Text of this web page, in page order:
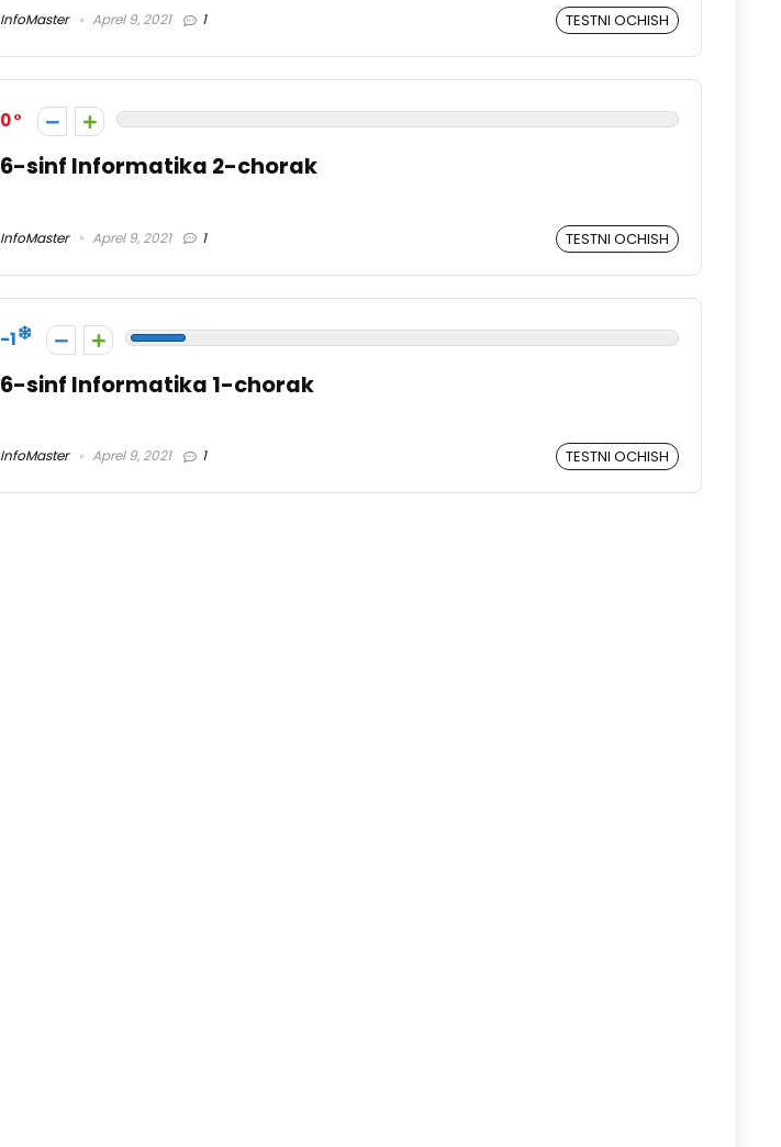
InfoMaster Aprel 9, 2021 1 TESTNI OCHISH
0
6-sinf Informatika 2-chorak
InfoMaster Aprel 9, 2021 1 TESTNI OCHISH
-1
6-sinf Informatika 1-chorak
InfoMaster Aprel 9, 2021 1 TESTNI OCHISH